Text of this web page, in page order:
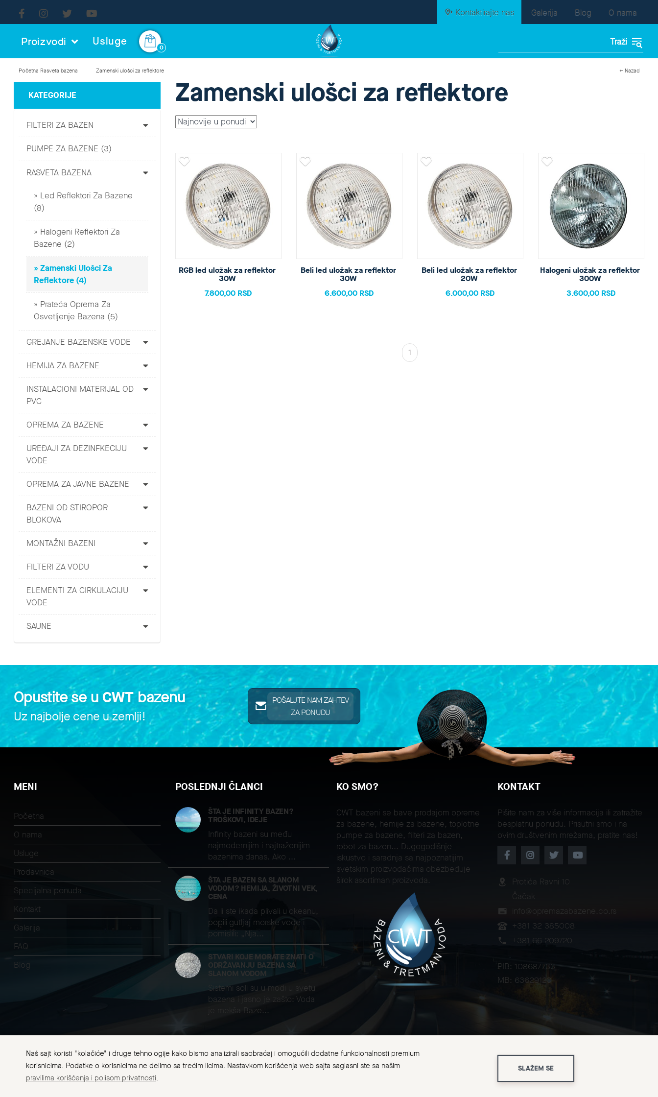
Kontaktirajte nas Galerija Blog O nama
Proizvodi Usluge 0
Početna Rasveta bazena Zamenski ulošci za reflektore ← Nazad
KATEGORIJE
FILTERI ZA BAZEN
PUMPE ZA BAZENE (3)
RASVETA BAZENA
Led Reflektori Za Bazene
(8)
Halogeni Reflektori Za
Bazene (2)
Zamenski Ulošci Za
Reflektore (4)
Prateća Oprema Za
Osvetljenje Bazena (5)
GREJANJE BAZENSKE VODE
HEMIJA ZA BAZENE
INSTALACIONI MATERIJAL OD
PVC
OPREMA ZA BAZENE
UREĐAJI ZA DEZINFKECIJU
VODE
OPREMA ZA JAVNE BAZENE
BAZENI OD STIROPOR
BLOKOVA
MONTAŽNI BAZENI
FILTERI ZA VODU
ELEMENTI ZA CIRKULACIJU
VODE
SAUNE
Zamenski ulošci za reflektore
RGB led uložak za reflektor
30W
7.800,00 RSD
Beli led uložak za reflektor
30W
6.600,00 RSD
Beli led uložak za reflektor
20W
6.000,00 RSD
Halogeni uložak za reflektor
300W
3.600,00 RSD
1
Opustite se uCWTbazenu
Uz najbolje cene u zemlji!
POŠALJTE NAM ZAHTEV
ZA PONUDU
MENI
Početna
O nama
Usluge
Prodavnica
Specijalna ponuda
Kontakt
Galerija
FAQ
Blog
POSLEDNJI ČLANCI
ŠTA JE INFINITY BAZEN?
TROŠKOVI, IDEJE
Infinity bazeni su među
najmodernijim i najtraženijim
bazenima danas. Ako ...
ŠTA JE BAZEN SA SLANOM
VODOM? HEMIJA, ŽIVOTNI VEK,
CENA
Da li ste ikada plivali u okeanu,
popili gutljaj morske vode i
pomislili: „Nja...
STVARI KOJE MORATE ZNATI O
ODRŽAVANJU BAZENA SA
SLANOM VODOM
Sistemi soli su u modi u svetu
bazena i jasno je zašto: Voda
je mekša Baze...
KO SMO?
CWT bazeni se bave prodajom opreme
za bazene, hemije za bazene, toplotne
pumpe za bazene, filteri za bazen,
robot za bazen... Dugogodišnje
iskustvo i saradnja sa najpoznatijim
svetskim proizvođačima obezbeđuje
širok asortiman proizvoda.
KONTAKT
Pišite nam za više informacija ili zatražite
besplatnu ponudu. Prisutni smo i na
ovim društvenim mrežama, pratite nas!
Protića Ravni 10
Čačak
info@opremazabazene.co.rs
+381 32 385008
+381 66 209720
PIB: 108687733
MB: 63629120
CWT Bazeni za kupanje i tretman voda ©. Sva prava zadržana 2026
Uslovi korišćenja Informacije o plaćanju i isporuci Politika reklamacija Odustanak od ugovora Saobraznost i Garancija
Politika privatnosti i zaštita podataka
Naš sajt koristi "kolačiće" i druge tehnologije kako bismo analizirali saobraćaj i omogućili dodatne funkcionalnosti premium
korisnicima. Podatke o korisnicima ne delimo sa trećim licima. Nastavkom korišćenja web sajta saglasni ste sa našim
pravilima korišćenja i polisom privatnosti.
SLAŽEM SE